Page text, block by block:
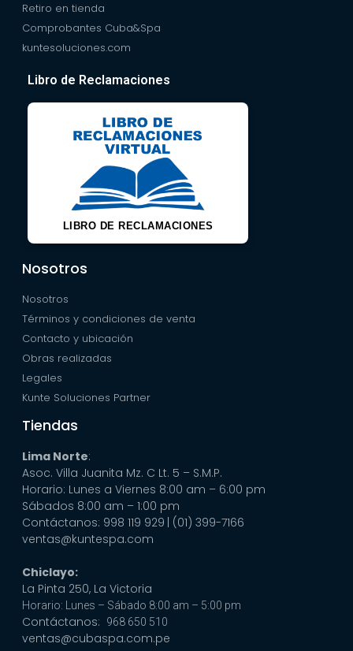
Retiro en tienda
Comprobantes Cuba&Spa
kuntesoluciones.com
Libro de Reclamaciones
LIBRO DE RECLAMACIONES
Nosotros
Nosotros
Términos y condiciones de venta
Contacto y ubicación
Obras realizadas
Legales
Kunte Soluciones Partner
Tiendas
Lima Norte:
Asoc. Villa Juanita Mz. C Lt. 5 – S.M.P.
Horario: Lunes a Viernes 8:00 am – 6:00 pm
Sábados 8:00 am – 1:00 pm
Contáctanos: 998 119 929 | (01) 399-7166
ventas@kuntespa.com
Chiclayo:
La Pinta 250, La Victoria
Horario: Lunes – Sábado 8:00 am – 5:00 pm
Contáctanos: 968 650 510
ventas@cubaspa.com.pe